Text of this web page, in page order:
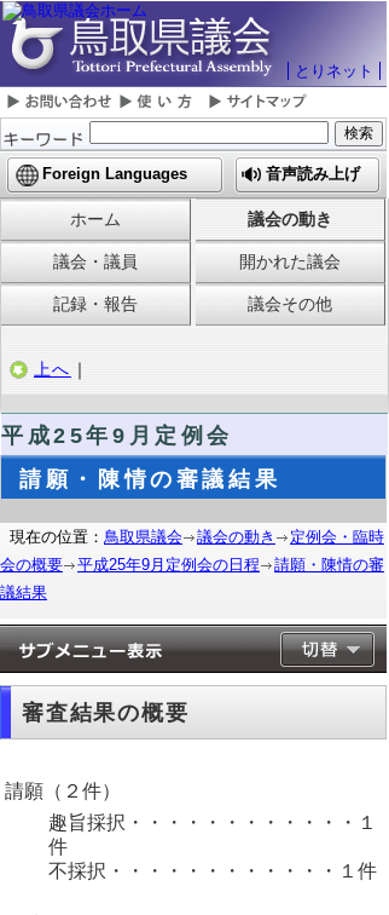
とりネット
Foreign Languages 音声読み上げ
ホーム 議会の動き
議会・議員 開かれた議会
記録・報告 議会その他
上へ ｜
平成25年9月定例会
請願・陳情の審議結果
現在の位置： 鳥取県議会 議会の動き
定例会・臨時
会の概要
平成25年9月定例会の日程
請願・陳情の審
議結果
審査結果の概要
請願（２件）
趣旨採択・・・・・・・・・・・・１
件
不採択・・・・・・・・・・・・１件